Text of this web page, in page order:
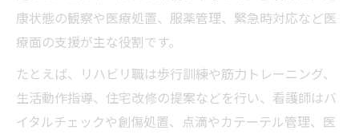
康状態の観察や医療処置、服薬管理、緊急時対応など医
療面の支援が主な役割です。
たとえば、リハビリ職は歩行訓練や筋力トレーニング、
生活動作指導、住宅改修の提案などを行い、看護師はバ
イタルチェックや創傷処置、点滴やカテーテル管理、医